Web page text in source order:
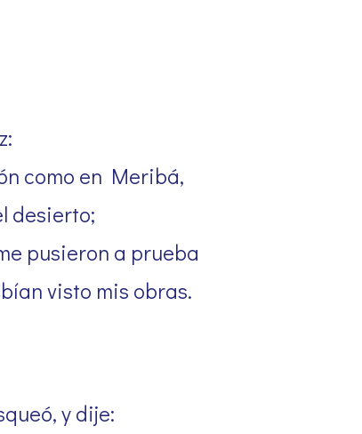
como en Meribá,
desierto;
pusieron a prueba
visto mis obras.
y dije: